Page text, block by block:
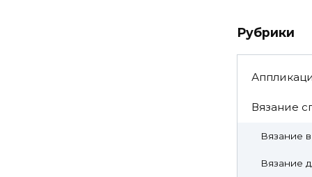
Рубрики
Вязание
Вязание
Вязание